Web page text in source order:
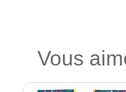
Vous